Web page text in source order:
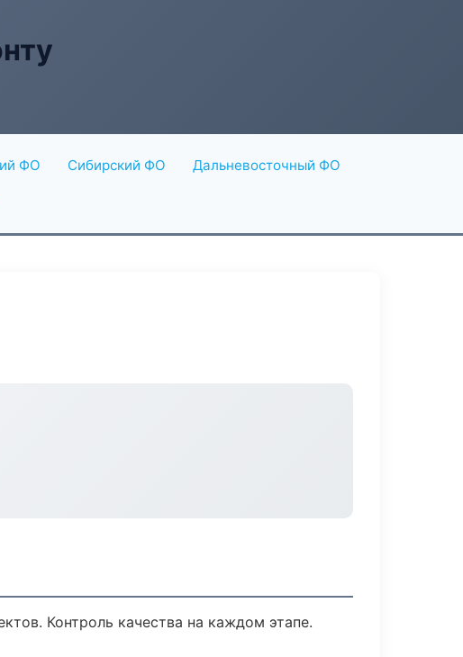
ФО Сибирский ФО Дальневосточный ФО
Контроль качества на каждом этапе.